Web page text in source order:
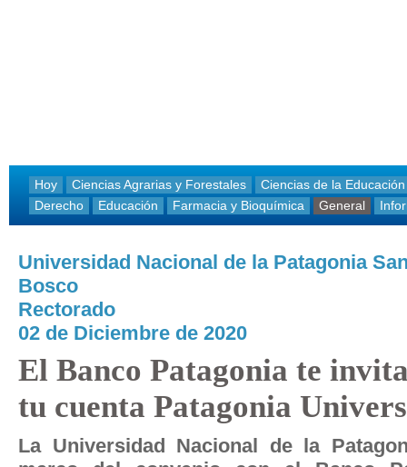
Hoy Ciencias Agrarias y Forestales
Ciencias de la Educación
Derecho
Educación Farmacia y Bioquímica General
Universidad Nacional de la Patagonia
Bosco
Rectorado
02 de Diciembre de 2020
El Banco Patagonia te
tu cuenta Patagonia
La Universidad Nacional de la